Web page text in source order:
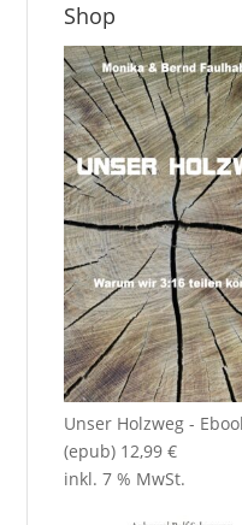
Shop
Unser Holzweg -
(epub) 12,99€
inkl. 7 % MwSt.